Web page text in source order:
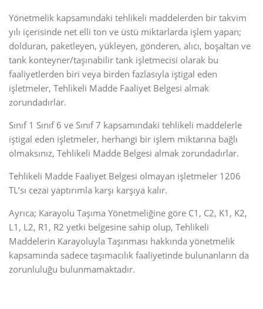
Yönetmelik kapsamındaki tehlikeli maddelerden bir takvim
yılı içerisinde net elli ton ve üstü miktarlarda işlem yapan;
dolduran, paketleyen, yükleyen, gönderen, alıcı, boşaltan ve
tank konteyner/taşınabilir tank işletmecisi olarak bu
faaliyetlerden biri veya birden fazlasıyla iştigal eden
işletmeler, Tehlikeli Madde Faaliyet Belgesi almak
zorundadırlar.
Sınıf 1 Sınıf 6 ve Sınıf 7 kapsamındaki tehlikeli maddelerle
iştigal eden işletmeler, herhangi bir işlem miktarına bağlı
olmaksınız, Tehlikeli Madde Belgesi almak zorundadırlar.
Tehlikeli Madde Faaliyet Belgesi olmayan işletmeler 1206
TL’sı cezai yaptırımla karşı karşıya kalır.
Ayrıca; Karayolu Taşıma Yönetmeliğine göre C1, C2, K1, K2,
L1, L2, R1, R2 yetki belgesine sahip olup, Tehlikeli
Maddelerin Karayoluyla Taşınması hakkında yönetmelik
kapsamında sadece taşımacılık faaliyetinde bulunanların da
zorunluluğu bulunmamaktadır.